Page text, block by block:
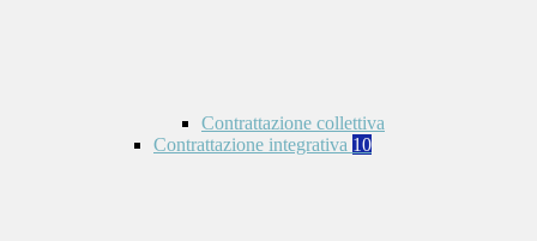
Contrattazione collettiva
Contrattazione integrativa 10